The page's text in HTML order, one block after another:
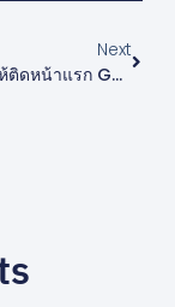
Next
วิธีทำ SEO ให้ติดหน้าแรก Google (เข้าใจระบบ ไม่ใช่แค่เทคนิค)